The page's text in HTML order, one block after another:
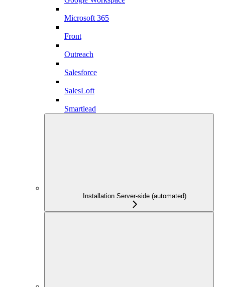
Microsoft 365
Front
Outreach
Salesforce
SalesLoft
Smartlead
Installation Server-side (automated)